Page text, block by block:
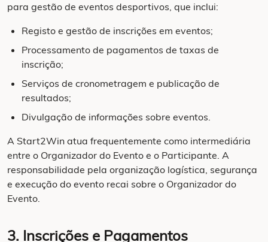
para gestão de eventos desportivos, que inclui:
Registo e gestão de inscrições em eventos;
Processamento de pagamentos de taxas de
inscrição;
Serviços de cronometragem e publicação de
resultados;
Divulgação de informações sobre eventos.
A Start2Win atua frequentemente como intermediária
entre o Organizador do Evento e o Participante. A
responsabilidade pela organização logística, segurança
e execução do evento recai sobre o Organizador do
Evento.
3. Inscrições e Pagamentos